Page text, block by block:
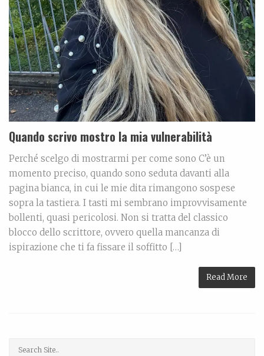
Quando scrivo mostro la mia vulnerabilità
Perché scelgo di mostrarmi per come sono C’è un
momento preciso, quando sono seduta davanti alla
pagina bianca, in cui le mie dita rimangono sospese
sopra la tastiera. I tasti mi sembrano improvvisamente
bollenti, quasi pericolosi. Non si tratta del classico
blocco dello scrittore, ovvero quella mancanza di
ispirazione che ti fa fissare il soffitto […]
Read More